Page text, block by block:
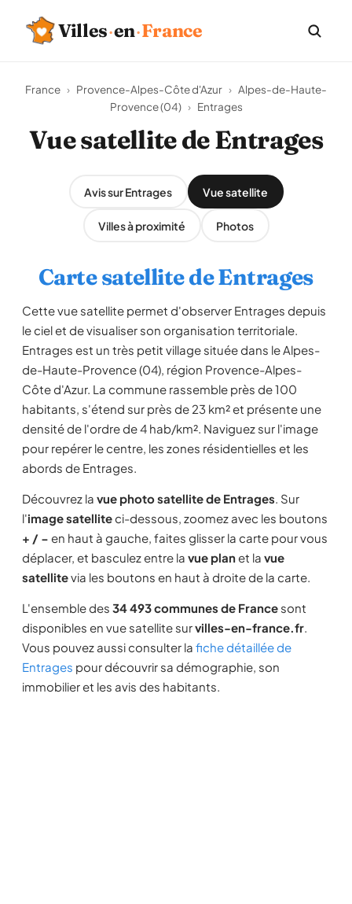
Villes·en·France
France › Provence-Alpes-Côte d'Azur › Alpes-de-Haute-
Provence (04) › Entrages
Vue satellite de Entrages
Avis sur Entrages Vue satellite
Villes à proximité Photos
Carte satellite de Entrages
Cette vue satellite permet d'observer Entrages depuis
le ciel et de visualiser son organisation territoriale.
Entrages est un très petit village située dans le Alpes-
de-Haute-Provence (04), région Provence-Alpes-
Côte d'Azur. La commune rassemble près de 100
habitants, s'étend sur près de 23 km² et présente une
densité de l'ordre de 4 hab/km². Naviguez sur l'image
pour repérer le centre, les zones résidentielles et les
abords de Entrages.
Découvrez la vue photo satellite de Entrages. Sur
l'image satelliteci-dessous, zoomez avec les boutons
+ / − en haut à gauche, faites glisser la carte pour vous
déplacer, et basculez entre la vue planet la vue
satellitevia les boutons en haut à droite de la carte.
L'ensemble des 34 493 communes de France sont
disponibles en vue satellite survilles-en-france.fr.
Vous pouvez aussi consulter la fiche détaillée de
Entrages pour découvrir sa démographie, son
immobilier et les avis des habitants.